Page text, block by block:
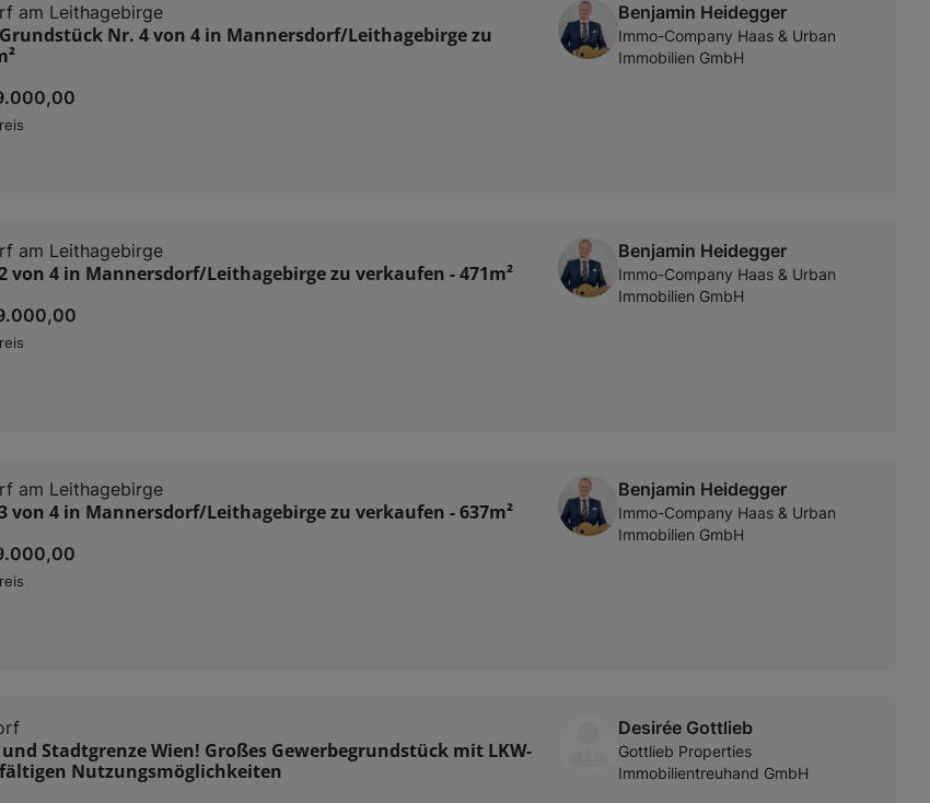
am Leithagebirge
Nr. 4 von 4 in Mannersdorf/Leithagebirge zu
Benjamin Heidegger
Immo-Company Haas & Urban
Immobilien GmbH
am Leithagebirge
von 4 in Mannersdorf/Leithagebirge zu verkaufen - 471m²
Benjamin Heidegger
Immo-Company Haas & Urban
Immobilien GmbH
am Leithagebirge
von 4 in Mannersdorf/Leithagebirge zu verkaufen - 637m²
Benjamin Heidegger
Immo-Company Haas & Urban
Immobilien GmbH
Stadtgrenze Wien! Großes Gewerbegrundstück mit LKW-
Nutzungsmöglichkeiten
Desirée Gottlieb
Gottlieb Properties
Immobilientreuhand GmbH